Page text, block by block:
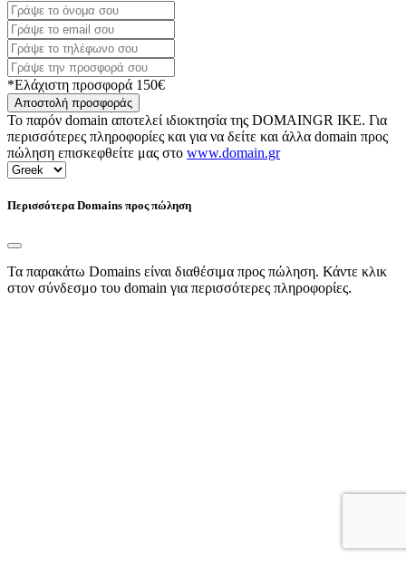
*Ελάχιστη προσφορά 150€
Αποστολή προσφοράς
Το παρόν domain αποτελεί ιδιοκτησία της DOMAINGR ΙΚΕ. Για
περισσότερες πληροφορίες και για να δείτε και άλλα domain προς
πώληση επισκεφθείτε μας στο www.domain.gr
Περισσότερα Domains προς πώληση
Τα παρακάτω Domains είναι διαθέσιμα προς πώληση. Κάντε κλικ
στον σύνδεσμο του domain για περισσότερες πληροφορίες.